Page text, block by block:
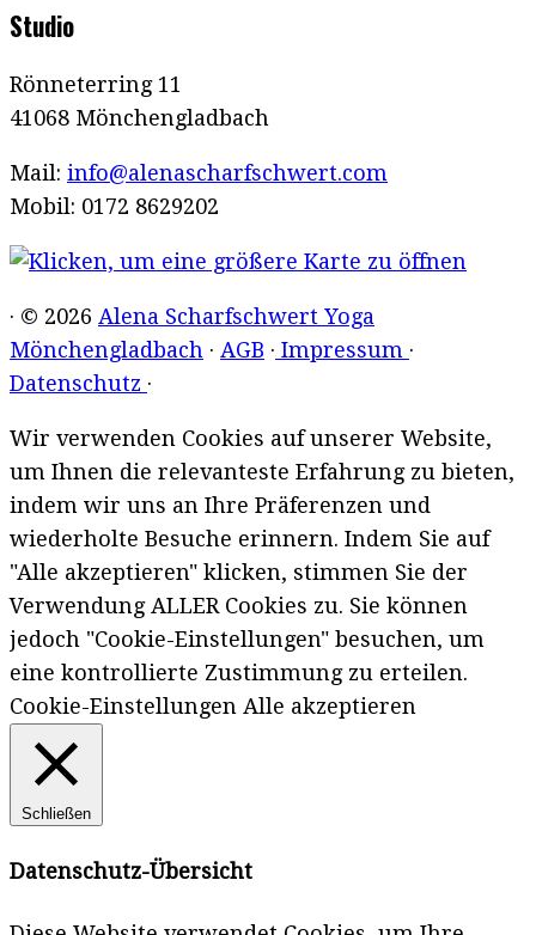
Studio
Rönneterring 11
41068 Mönchengladbach
Mail: info@alenascharfschwert.com
Mobil: 0172 8629202
· © 2026 Alena Scharfschwert Yoga
Mönchengladbach · AGB · Impressum ·
Datenschutz ·
Wir verwenden Cookies auf unserer Website,
um Ihnen die relevanteste Erfahrung zu bieten,
indem wir uns an Ihre Präferenzen und
wiederholte Besuche erinnern. Indem Sie auf
"Alle akzeptieren" klicken, stimmen Sie der
Verwendung ALLER Cookies zu. Sie können
jedoch "Cookie-Einstellungen" besuchen, um
eine kontrollierte Zustimmung zu erteilen.
Cookie-Einstellungen Alle akzeptieren
Schließen
Datenschutz-Übersicht